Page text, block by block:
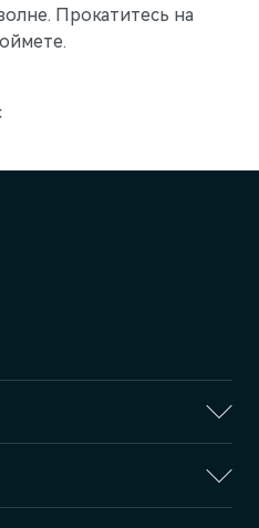
Прокатитесь на
В.И. Ленина, 113Д